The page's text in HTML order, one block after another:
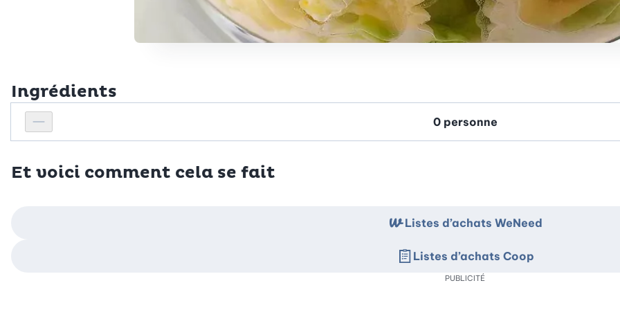
Ingrédients
Réduire le nombre de personnes
Personnes
Et voici comment cela se fait
Listes d’achats WeNeed
Listes d’achats Coop
PUBLICITÉ